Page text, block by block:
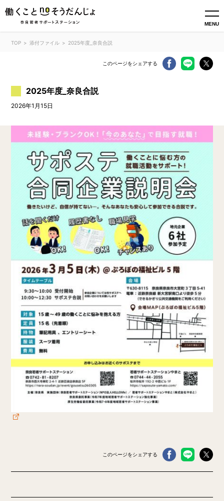
MENU
TOP 添付ファイル 2025年度_奈良合説
このページをシェアする
2025年度_奈良合説
2026年1月15日
このページをシェアする